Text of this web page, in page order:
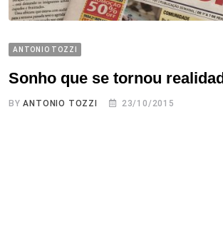
ANTONIO TOZZI
Sonho que se tornou
BYANTONIO TOZZI 23/10/2015